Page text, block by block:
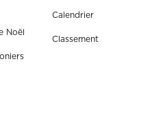
Noël
Calendrier
Classement